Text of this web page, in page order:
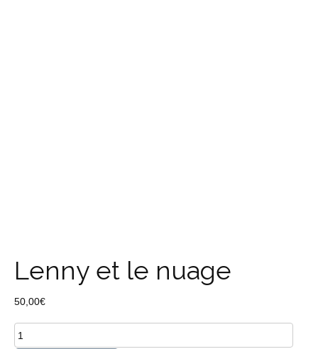
Lenny et le nuage
50,00€
quantité
de